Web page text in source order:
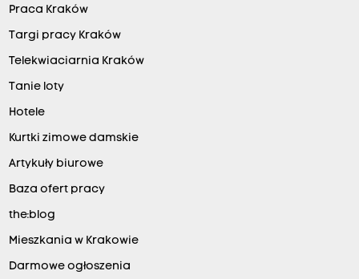
Praca Kraków
Targi pracy Kraków
Telekwiaciarnia Kraków
Tanie loty
Hotele
Kurtki zimowe damskie
Artykuły biurowe
Baza ofert pracy
the:blog
Mieszkania w Krakowie
Darmowe ogłoszenia